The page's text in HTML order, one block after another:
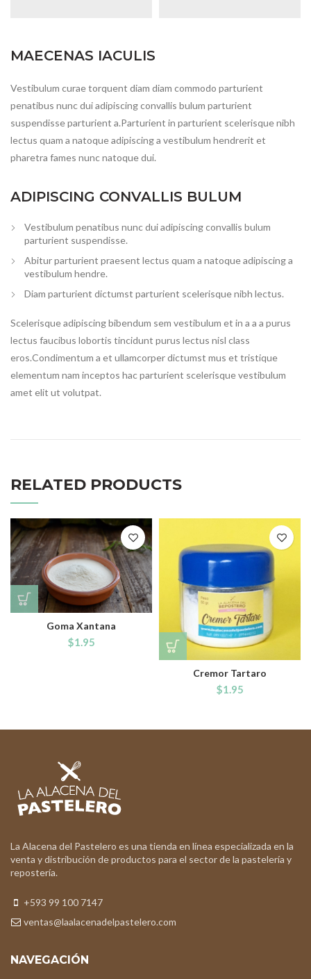
MAECENAS IACULIS
Vestibulum curae torquent diam diam commodo parturient
penatibus nunc dui adipiscing convallis bulum parturient
suspendisse parturient a.Parturient in parturient scelerisque nibh
lectus quam a natoque adipiscing a vestibulum hendrerit et
pharetra fames nunc natoque dui.
ADIPISCING CONVALLIS BULUM
Vestibulum penatibus nunc dui adipiscing convallis bulum
parturient suspendisse.
Abitur parturient praesent lectus quam a natoque adipiscing a
vestibulum hendre.
Diam parturient dictumst parturient scelerisque nibh lectus.
Scelerisque adipiscing bibendum sem vestibulum et in a a a purus
lectus faucibus lobortis tincidunt purus lectus nisl class
eros.Condimentum a et ullamcorper dictumst mus et tristique
elementum nam inceptos hac parturient scelerisque vestibulum
amet elit ut volutpat.
RELATED PRODUCTS
Goma Xantana
$1.95
Cremor Tartaro
$1.95
La Alacena del Pastelero es una tienda en línea especializada en la
venta y distribución de productos para el sector de la pastelería y
repostería.
+593 99 100 7147
ventas@laalacenadelpastelero.com
NAVEGACIÓN